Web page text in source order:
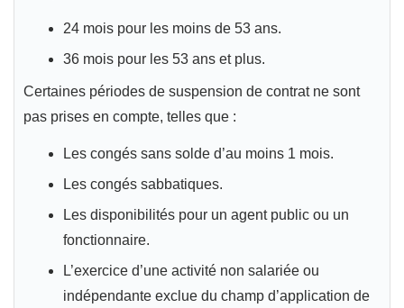
24 mois pour les moins de 53 ans.
36 mois pour les 53 ans et plus.
Certaines périodes de suspension de contrat ne sont
pas prises en compte, telles que :
Les congés sans solde d’au moins 1 mois.
Les congés sabbatiques.
Les disponibilités pour un agent public ou un
fonctionnaire.
L’exercice d’une activité non salariée ou
indépendante exclue du champ d’application de